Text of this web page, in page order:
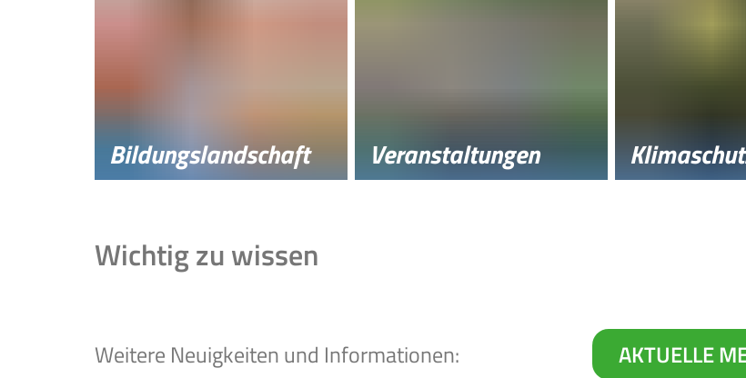
Bildungslandschaft Veranstaltungen
Wichtig zu wissen
Weitere Neuigkeiten und Informationen: AKTUELLE